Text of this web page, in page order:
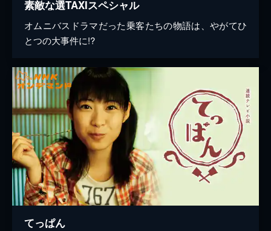
素敵な選TAXIスペシャル
オムニバスドラマだった乗客たちの物語は、やがてひ
とつの大事件に!?
てっぱん